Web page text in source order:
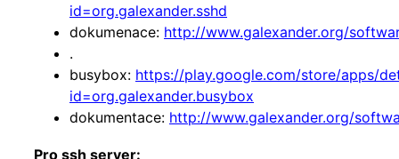
id=org.galexander.sshd
dokumenace: http://www.galexander.org/
.
busybox: https://play.google.com/store/apps/
id=org.galexander.busybox
dokumentace: http://www.galexander.org/
Pro ssh server: